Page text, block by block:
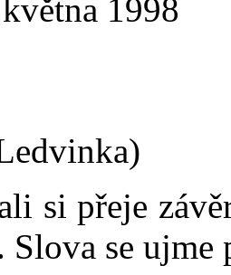
1998
si přeje
Slova se